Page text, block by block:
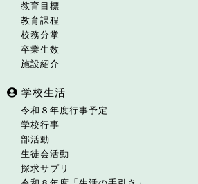
教育目標
教育課程
校務分掌
卒業生数
施設紹介
学校生活
令和８年度行事予定
学校行事
部活動
生徒会活動
探求サプリ